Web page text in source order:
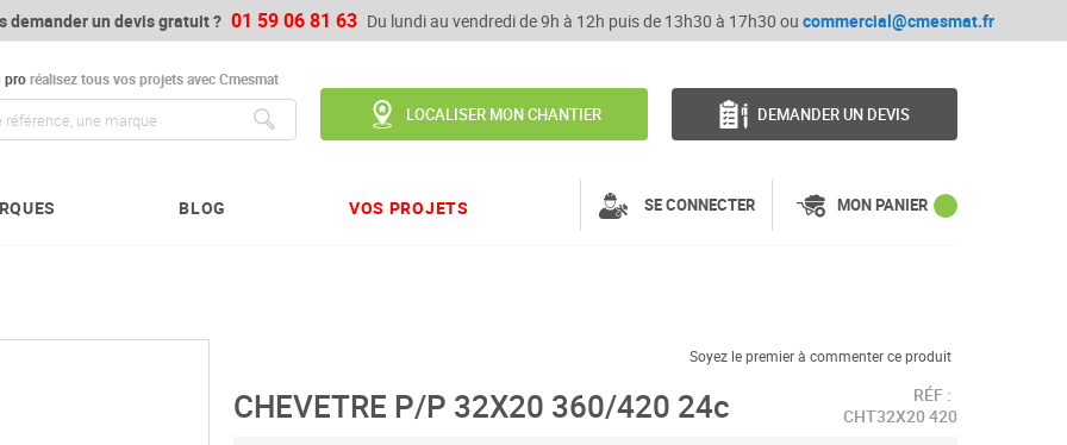
demander un devis gratuit ? 01 59 06 81 63 Du lundi au vendredi de 9h à 12h puis de 13h30 à 17h30 ou commercial@cmesmat.fr
proréalisez tous vos projets avec Cmesmat
LOCALISER MON CHANTIER DEMANDER UN DEVIS
BLOG VOS PROJETS SE CONNECTER MON PANIER
Soyez le premier à commenter ce produit
CHEVETRE P/P 32X20 360/420 24c
RÉF :
CHT32X20 420